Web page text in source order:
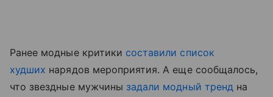
Ранее модные критики составили список
худших нарядов мероприятия. А еще сообщалось,
что звездные мужчины задали модный трендна